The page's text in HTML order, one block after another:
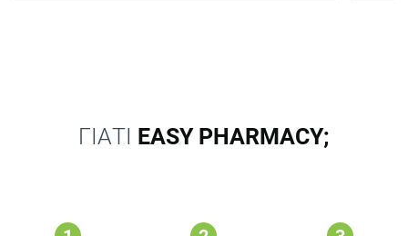
ΓΙΑΤΙ EASY PHARMACY;